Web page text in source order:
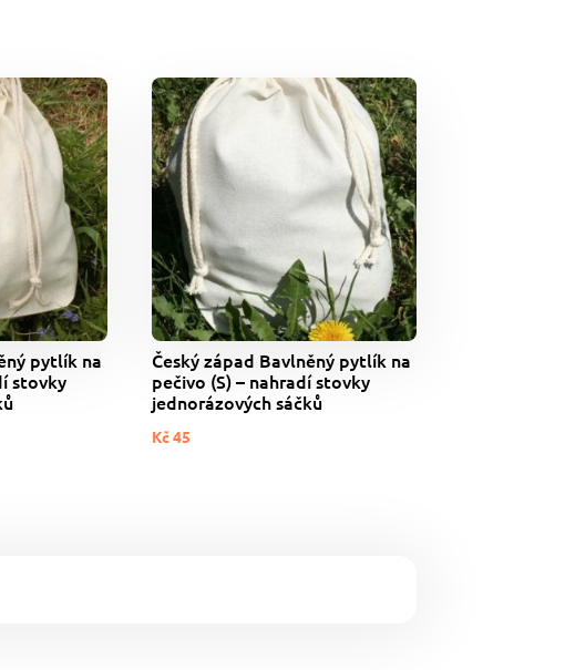
pytlík na
stovky
Český západ Bavlněný pytlík na
pečivo (S) – nahradí stovky
jednorázových sáčků
Kč45